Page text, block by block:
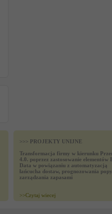
>>> PROJEKTY UNIJNE
Transformacja firmy w kierunku
4.0. poprzez zastosowanie elementów
Data w powiązaniu z automatyzacją
łańcucha dostaw, prognozowania
zarządzania zapasami
>>Czytaj wiecej